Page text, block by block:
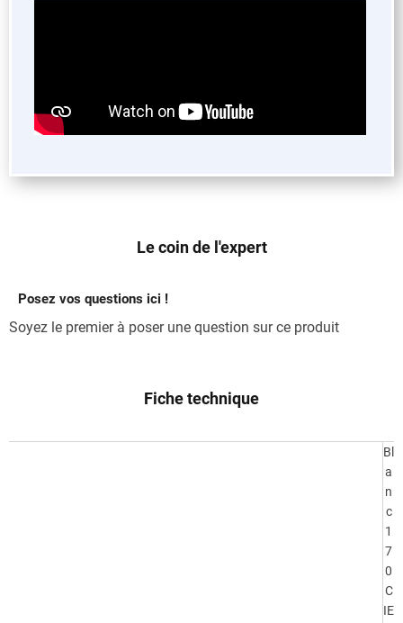
Le coin de l'expert
Posez vos questions ici !
Soyez le premier à poser une question sur ce produit
Fiche technique
Bl
a
n
c
1
7
0
C
IE